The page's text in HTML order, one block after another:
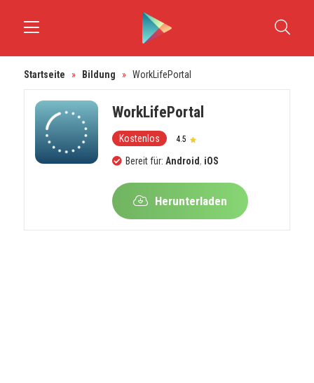
Startseite » Bildung » WorkLifePortal
WorkLifePortal
Kostenlos 4.5
Bereit für: Android , iOS
Herunterladen